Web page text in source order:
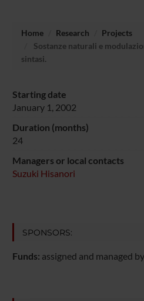
Home Research
Projects
Sostanze naturali e
sintasi.
Starting date
January 1, 2002
Duration (months)
24
Managers or local contacts
Suzuki Hisanori
SPONSORS:
Funds: assigned and managed